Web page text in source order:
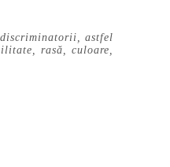
astfel
rasă, culoare,